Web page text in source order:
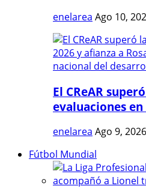
enelarea Ago 10,
El CReAR
evaluaciones en
enelarea Ago 9, 2026
Fútbol Mundial